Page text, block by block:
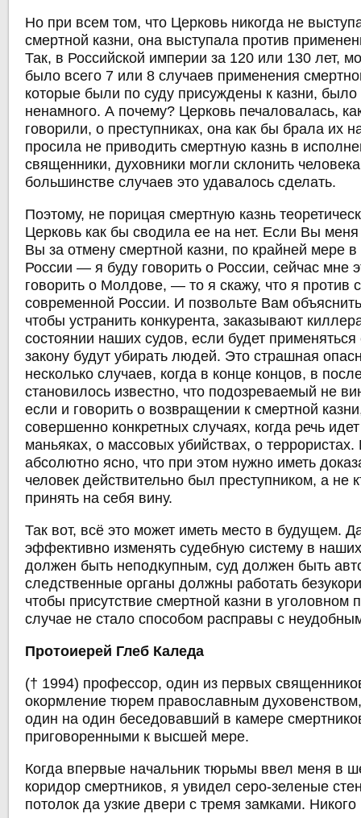
Но при всем том, что Церковь никогда не
смертной казни, она выступала против
Так, в Российской империи за 120 или 130 лет,
было всего 7 или 8 случаев применения
которые были по суду присуждены к казни,
ненамного. А почему? Церковь печаловалась,
говорили, о преступниках, она как бы брала их
просила не приводить смертную казнь в
священники, духовники могли склонить
большинстве случаев это удавалось сделать.
Поэтому, не порицая смертную казнь
Церковь как бы сводила ее на нет. Если Вы меня
Вы за отмену смертной казни, по крайней мере
России — я буду говорить о России, сейчас мне
говорить о Молдове, — то я скажу, что я против
современной России. И позвольте Вам
чтобы устранить конкурента, заказывают
состоянии наших судов, если будет применяться
закону будут убирать людей. Это страшная
несколько случаев, когда в конце концов, в
становилось известно, что подозреваемый не
если и говорить о возвращении к смертной
совершенно конкретных случаях, когда речь
маньяках, о массовых убийствах, о террористах.
абсолютно ясно, что при этом нужно иметь
человек действительно был преступником, а не
принять на себя вину.
Так вот, всё это может иметь место в будущем.
эффективно изменять судебную систему в
должен быть неподкупным, суд должен быть
следственные органы должны работать
чтобы присутствие смертной казни в уголовном
случае не стало способом расправы с
Протоиерей Глеб Каледа
(† 1994) профессор, один из первых
окормление тюрем православным
один на один беседовавший в камере
приговоренными к высшей мере.
Когда впервые начальник тюрьмы ввел меня в
коридор смертников, я увидел серо-зеленые
потолок да узкие двери с тремя замками.